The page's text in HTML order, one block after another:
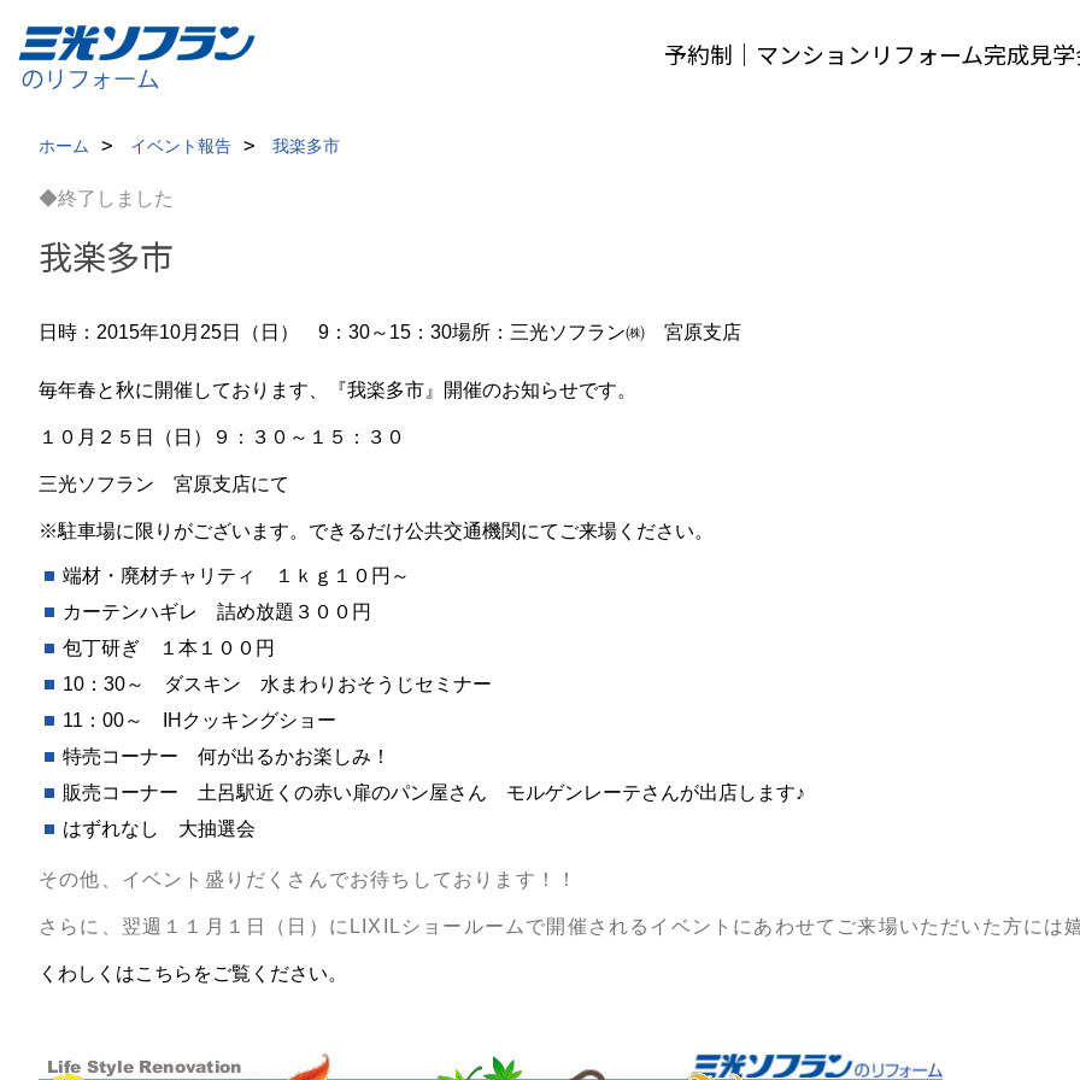
予約制｜マンションリフォーム完成見
ホーム イベント報告 我楽多市
◆終了しました
我楽多市
日時：2015年10月25日（日） 9：30～15：30場所：三光ソフラン㈱ 宮原支店
毎年春と秋に開催しております、『我楽多市』開催のお知らせです。
１０月２５日（日）９：３０～１５：３０
三光ソフラン 宮原支店にて
※駐車場に限りがございます。できるだけ公共交通機関にてご来場ください。
端材・廃材チャリティ １ｋｇ１０円～
カーテンハギレ 詰め放題３００円
包丁研ぎ １本１００円
10：30～ ダスキン 水まわりおそうじセミナー
11：00～ IHクッキングショー
特売コーナー 何が出るかお楽しみ！
販売コーナー 土呂駅近くの赤い扉のパン屋さん モルゲンレーテさんが出店します♪
はずれなし 大抽選会
その他、イベント盛りだくさんでお待ちしております！！
さらに、翌週１１月１日（日）にLIXILショールームで開催されるイベントにあわせてご来場いただいた方には
くわしくはこちらをご覧ください。